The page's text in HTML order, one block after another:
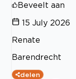
Beveelt aan
15 July 2026
Renate
Barendrecht
delen